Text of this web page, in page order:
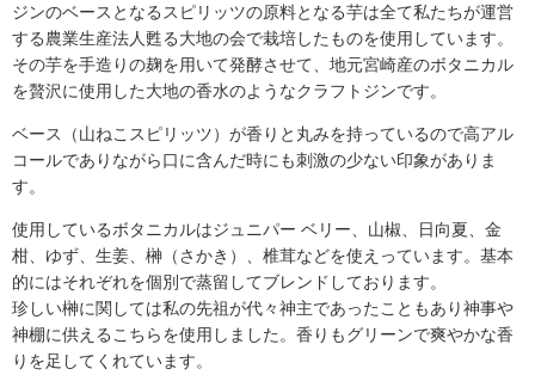
ジンのベースとなるスピリッツの原料となる芋は全て私たちが運営
する農業生産法人甦る大地の会で栽培したものを使用しています。
その芋を手造りの麹を用いて発酵させて、地元宮崎産のボタニカル
を贅沢に使用した大地の香水のようなクラフトジンです。
ベース（山ねこスピリッツ）が香りと丸みを持っているので高アル
コールでありながら口に含んだ時にも刺激の少ない印象がありま
す。
使用しているボタニカルはジュニパー ベリー、山椒、日向夏、金
柑、ゆず、生姜、榊（さかき）、椎茸などを使えっています。基本
的にはそれぞれを個別で蒸留してブレンドしております。
珍しい榊に関しては私の先祖が代々神主であったこともあり神事や
神棚に供えるこちらを使用しました。香りもグリーンで爽やかな香
りを足してくれています。